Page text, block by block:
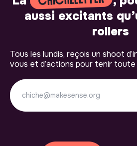
aussi excitants
rollers
Tous les lundis, reçois un shoot
vous et d’actions pour tenir toute